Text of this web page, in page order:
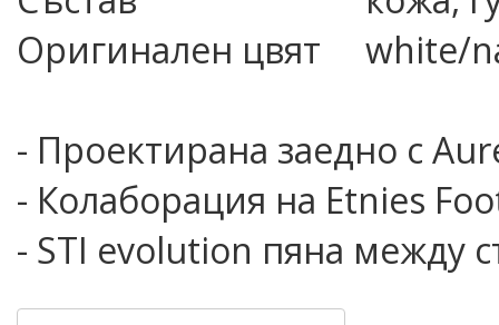
Оригинален цвят
white/
- Проектирана заедно с
- Колаборация на Etnies
- STI evolution пяна между
поема вибрациите